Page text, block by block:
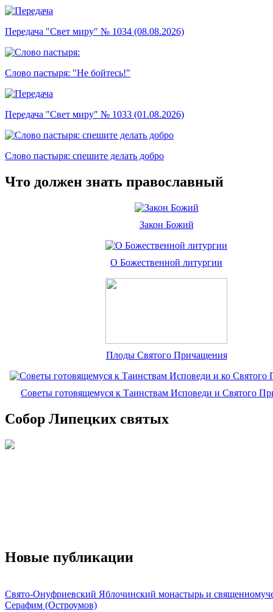
Передача "Свет миру" № 1034 (08.08.2026)
Слово пастыря: "Не бойтесь!"
Передача "Свет миру" № 1033 (01.08.2026)
Слово пастыря: спешите делать добро
Что должен знать православный
Закон Божий
О Божественной литургии
Плоды Святого Причащения
Советы готовящемуся к Таинствам Исповеди и Святого
Собор Липецких святых
Новые публикации
Свято-Онуфриевский Яблочинский монастырь и
Серафим (Остроумов)